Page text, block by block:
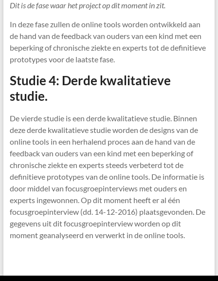
Dit is de fase waar het project op dit moment in zit.
In deze fase zullen de online tools worden ontwikkeld aan
de hand van de feedback van ouders van een kind met een
beperking of chronische ziekte en experts tot de definitieve
prototypes voor de laatste fase.
Studie 4: Derde kwalitatieve
studie.
De vierde studie is een derde kwalitatieve studie. Binnen
deze derde kwalitatieve studie worden de designs van de
online tools in een herhalend proces aan de hand van de
feedback van ouders van een kind met een beperking of
chronische ziekte en experts steeds verbeterd tot de
definitieve prototypes van de online tools. De informatie is
door middel van focusgroepinterviews met ouders en
experts ingewonnen. Op dit moment heeft er al één
focusgroepinterview (dd. 14-12-2016) plaatsgevonden. De
gegevens uit dit focusgroepinterview worden op dit
moment geanalyseerd en verwerkt in de online tools.